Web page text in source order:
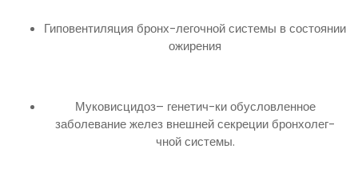
Гиповентиляция бронх-легочной системы в состоянии
ожирения
Муковисцидоз– генетич-ки обусловленное
заболевание желез внешней секреции бронхолег-
чной системы.